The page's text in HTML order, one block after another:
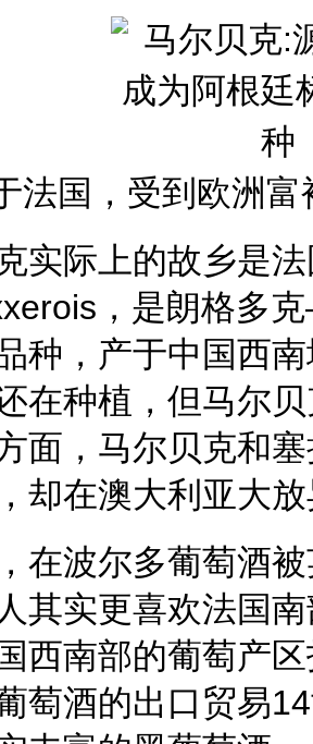
法国，受到欧洲
实际上的故乡是
，是朗格多
种，产于中国西
在种植，但马尔
面，马尔贝克和
却在澳大利亚大
在波尔多葡萄酒
其实更喜欢法国
西南部的葡萄产
萄酒的出口贸易